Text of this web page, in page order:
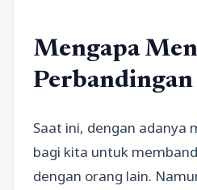
Mengapa
Perbandingan
Saat ini, dengan adanya
bagi kita untuk
dengan orang lain.